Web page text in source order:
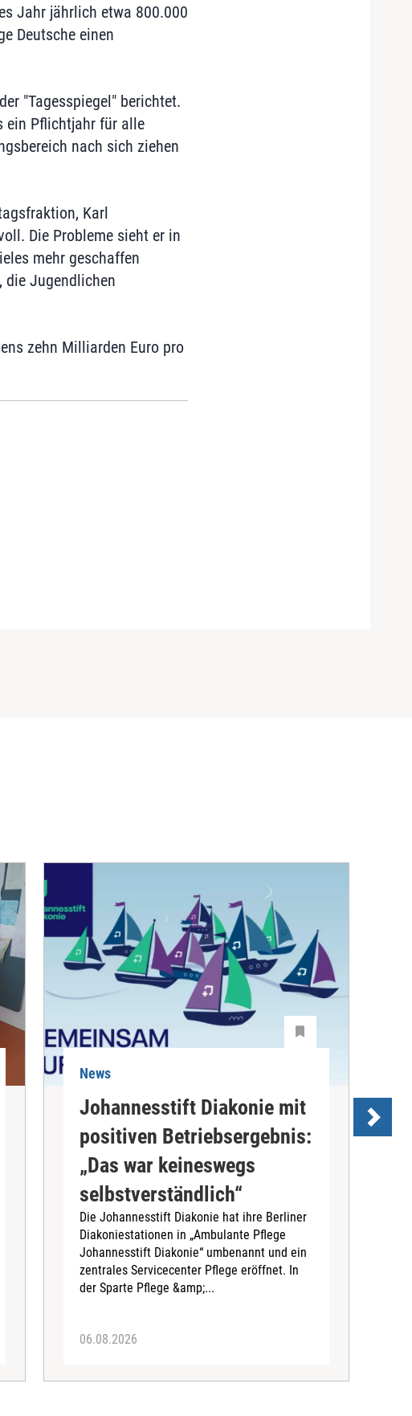
Jahr jährlich etwa 800.000
Deutsche einen
"Tagesspiegel" berichtet.
ein Pflichtjahr für alle
nach sich ziehen
Karl
Die Probleme sieht er in
mehr geschaffen
die Jugendlichen
zehn Milliarden Euro pro
News
Johannesstift Diakonie mit
positiven Betriebsergebnis:
„Das war keineswegs
selbstverständlich“
Die Johannesstift Diakonie hat ihre Berliner
Diakoniestationen in „Ambulante Pflege
Johannesstift Diakonie“ umbenannt und ein
zentrales Servicecenter Pflege eröffnet. In
der Sparte Pflege &amp;...
06.08.2026